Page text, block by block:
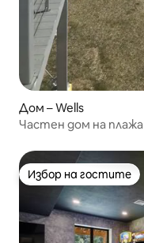
Дом – Wells
Частен дом на плажа
Избор на гостите
Избор на гостите